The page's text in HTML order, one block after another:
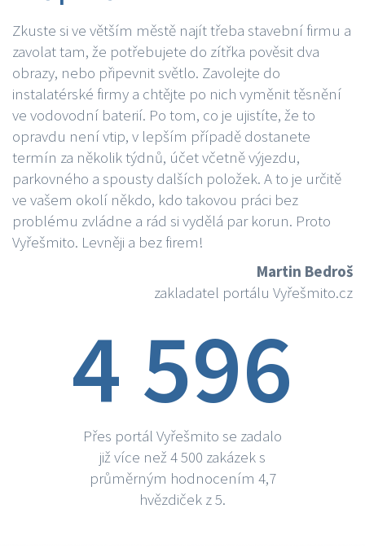
Zkuste si ve větším městě najít třeba stavební firmu a
zavolat tam, že potřebujete do zítřka pověsit dva
obrazy, nebo připevnit světlo. Zavolejte do
instalatérské firmy a chtějte po nich vyměnit těsnění
ve vodovodní baterií. Po tom, co je ujistíte, že to
opravdu není vtip, v lepším případě dostanete
termín za několik týdnů, účet včetně výjezdu,
parkovného a spousty dalších položek. A to je určitě
ve vašem okolí někdo, kdo takovou práci bez
problému zvládne a rád si vydělá par korun. Proto
Vyřešmito. Levněji a bez firem!
Martin Bedroš
zakladatel portálu Vyřešmito.cz
4 596
Přes portál Vyřešmito se zadalo
již více než 4 500 zakázek s
průměrným hodnocením 4,7
hvězdiček z 5.